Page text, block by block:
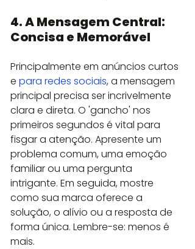
4. A Mensagem Central:
Concisa e Memorável
Principalmente em anúncios curtos
e para redes sociais, a mensagem
principal precisa ser incrivelmente
clara e direta. O 'gancho' nos
primeiros segundos é vital para
fisgar a atenção. Apresente um
problema comum, uma emoção
familiar ou uma pergunta
intrigante. Em seguida, mostre
como sua marca oferece a
solução, o alívio ou a resposta de
forma única. Lembre-se: menos é
mais.